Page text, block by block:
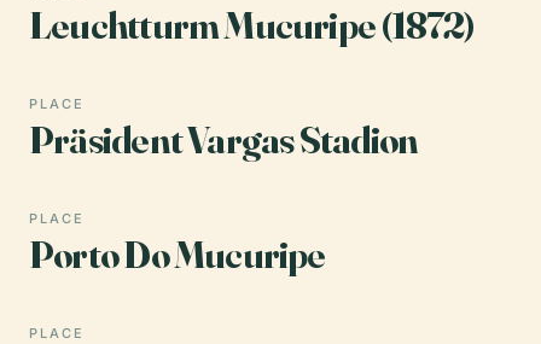
Leuchtturm Mucuripe (1872)
PLACE
Präsident Vargas Stadion
PLACE
Porto Do Mucuripe
PLACE